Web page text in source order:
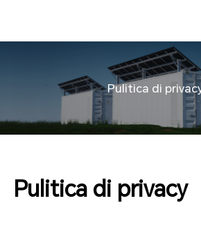
Pulitica di
Pulitica di privacy